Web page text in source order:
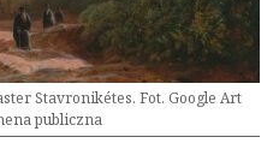
Stavronikétes. Fot. Google Art
publiczna